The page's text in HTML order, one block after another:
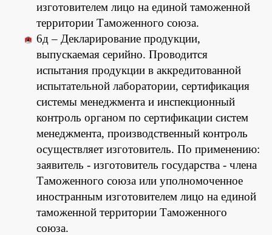
изготовителем лицо на единой таможенной
территории Таможенного союза.
6д – Декларирование продукции,
выпускаемая серийно. Проводится
испытания продукции в аккредитованной
испытательной лаборатории, сертификация
системы менеджмента и инспекционный
контроль органом по сертификации систем
менеджмента, производственный контроль
осуществляет изготовитель. По применению:
заявитель - изготовитель государства - члена
Таможенного союза или уполномоченное
иностранным изготовителем лицо на единой
таможенной территории Таможенного
союза.